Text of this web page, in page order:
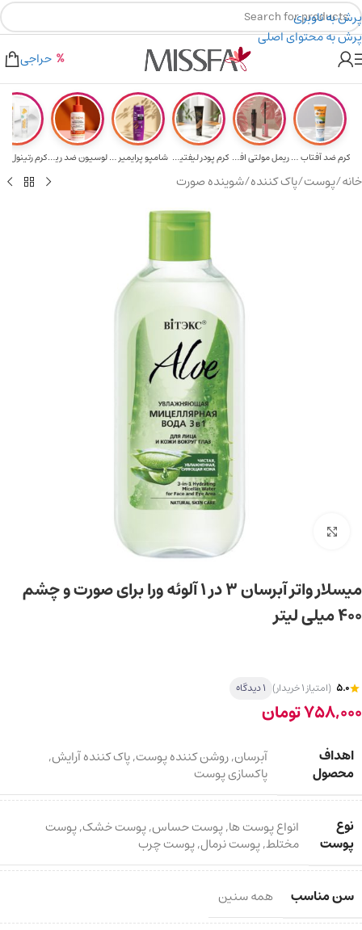
پرش به ناوبری
پرش به محتوای اصلی
۲٪ تخفیف روی سبد خرید برای روش کارت به کارت
هدیه برای خرید های بالای ۵ میلیون تومن
حراجی
کرم ضد آفتاب حا... ریمل مولتی افکت... کرم پودر لیفتین... شامپو پرایمیر پ... لوسیون ضد ریزش ...
خانه/پوست/پاک کننده/شوینده صورت
برای بزرگ‌نمایی کلیک کنید
میسلار واتر آبرسان 3 در 1 آلوئه ورا برای صورت و چشم
400 میلی لیتر
5.0 (امتیاز 1 خریدار) 1 دیدگاه
758,000تومان
اهداف
محصول
آبرسان,روشن کننده پوست,پاک کننده آرایش,
پاکسازی پوست
نوع
پوست
انواع پوست ها,پوست حساس,پوست خشک,پوست
مختلط,پوست نرمال,پوست چرب
سن مناسب همه سنین